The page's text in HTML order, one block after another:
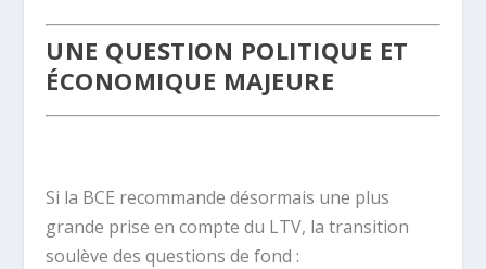
UNE QUESTION POLITIQUE ET
ÉCONOMIQUE MAJEURE
Si la BCE recommande désormais une plus
grande prise en compte du LTV, la transition
soulève des questions de fond :